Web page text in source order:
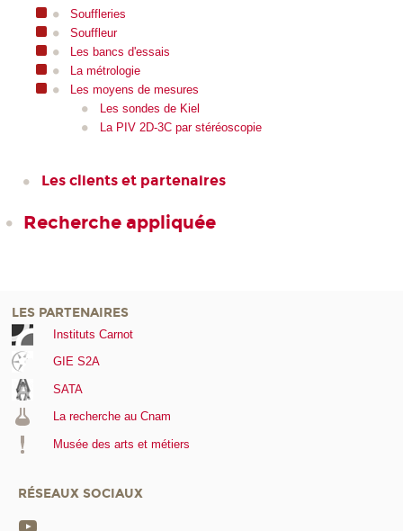
Souffleries
Souffleur
Les bancs d'essais
La métrologie
Les moyens de mesures
Les sondes de Kiel
La PIV 2D-3C par stéréoscopie
Les clients et partenaires
Recherche appliquée
LES PARTENAIRES
Instituts Carnot
GIE S2A
SATA
La recherche au Cnam
Musée des arts et métiers
RÉSEAUX SOCIAUX